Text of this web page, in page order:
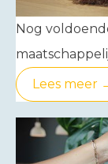
Nog
Lees meer